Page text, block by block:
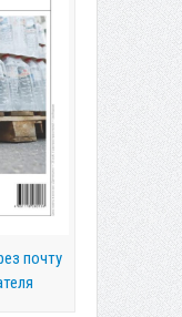
почту